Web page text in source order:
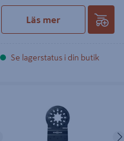
Läs mer
Se lagerstatus i din butik
Föregående